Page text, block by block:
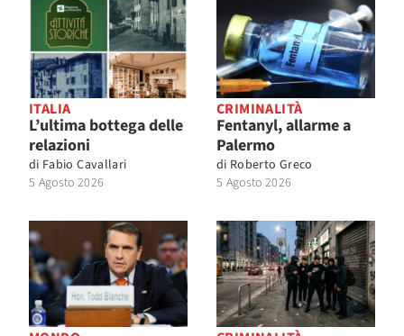
ITALIA
L’ultima bottega delle
relazioni
di Fabio Cavallari
5 Agosto 2026
CRIMINALITÀ
Fentanyl, allarme a
Palermo
di Roberto Greco
5 Agosto 2026